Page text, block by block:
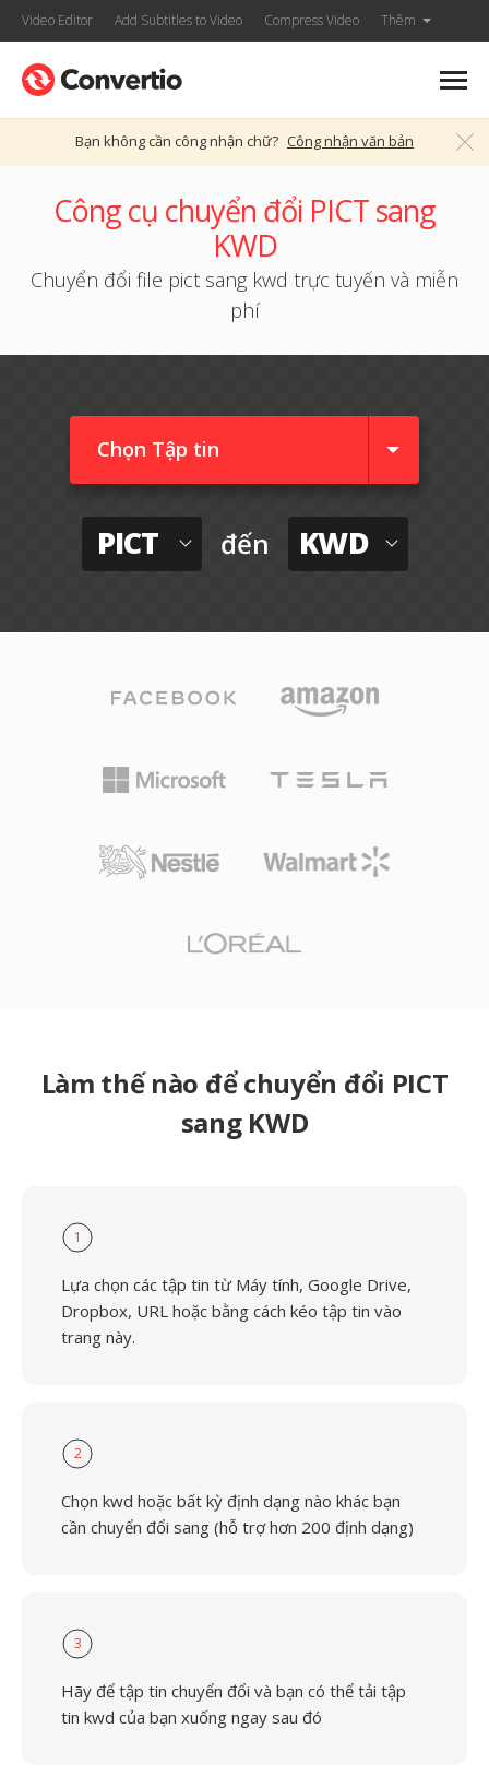
Video Editor Add Subtitles to Video Compress Video Thêm
Bạn không cần công nhận chữ? Công nhận văn bản
Công cụ chuyển đổi PICT sang
KWD
Chuyển đổi file pict sang kwd trực tuyến và miễn
phí
Chọn Tập tin
PICT đến KWD
Làm thế nào để chuyển đổi PICT
sang KWD
1
Lựa chọn các tập tin từ Máy tính, Google Drive,
Dropbox, URL hoặc bằng cách kéo tập tin vào
trang này.
2
Chọn kwd hoặc bất kỳ định dạng nào khác bạn
cần chuyển đổi sang (hỗ trợ hơn 200 định dạng)
3
Hãy để tập tin chuyển đổi và bạn có thể tải tập
tin kwd của bạn xuống ngay sau đó